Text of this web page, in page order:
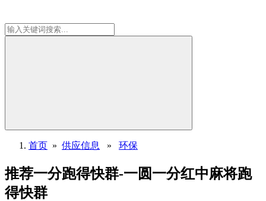
首页 » 供应信息 » 环保
推荐一分跑得快群-一圆一分红中麻将跑
得快群